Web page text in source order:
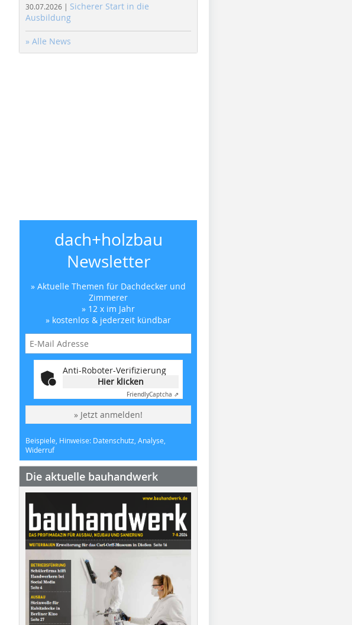
30.07.2026 | Sicherer Start in die
Ausbildung
» Alle News
dach+holzbau
Newsletter
» Aktuelle Themen für Dachdecker und
Zimmerer
» 12 x im Jahr
» kostenlos & jederzeit kündbar
Anti-Roboter-Verifizierung
Hier klicken
FriendlyCaptcha ⇗
» Jetzt anmelden!
Beispiele, Hinweise: Datenschutz, Analyse,
Widerruf
Die aktuelle bauhandwerk